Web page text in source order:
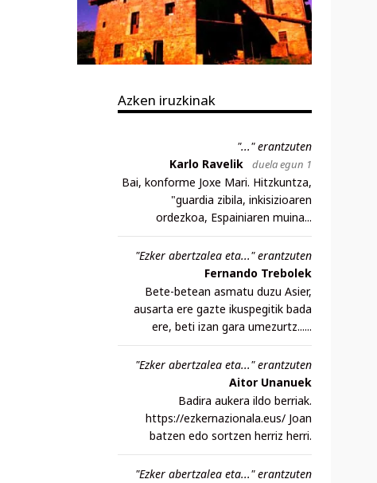
Azken iruzkinak
"..." erantzuten
Karlo Ravelik
duela egun 1
Bai, konforme Joxe Mari. Hitzkuntza,
"guardia zibila, inkisizioaren
ordezkoa, Espainiaren muina...
"Ezker abertzalea eta..." erantzuten
Fernando Trebolek
Bete-betean asmatu duzu Asier,
ausarta ere gazte ikuspegitik bada
ere, beti izan gara umezurtz......
"Ezker abertzalea eta..." erantzuten
Aitor Unanuek
Badira aukera ildo berriak.
https://ezkernazionala.eus/ Joan
batzen edo sortzen herriz herri.
"Ezker abertzalea eta..." erantzuten